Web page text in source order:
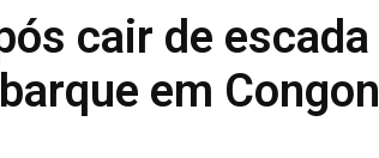
cair de escada
em